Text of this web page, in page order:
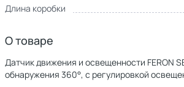
Длина коробки
О товаре
Датчик движения и освещенности FERON
обнаружения 360°, с регулировкой